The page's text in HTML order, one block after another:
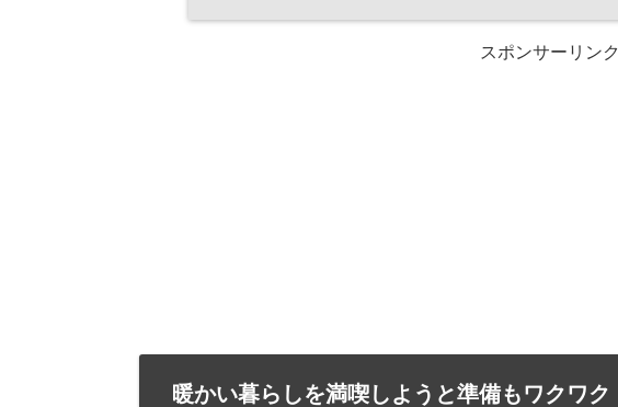
スポンサーリンク
暖かい暮らしを満喫しようと準備もワクワク